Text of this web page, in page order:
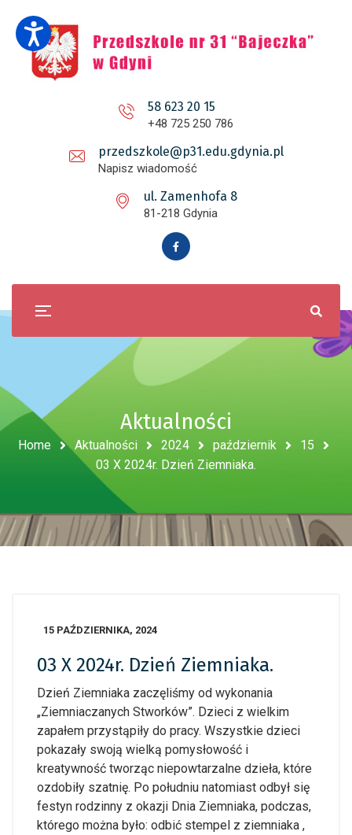
58 623 20 15
+48 725 250 786
przedszkole@p31.edu.gdynia.pl
Napisz wiadomość
ul. Zamenhofa 8
81-218 Gdynia
Aktualności
Home Aktualności 2024 październik
15
03 X 2024r. Dzień Ziemniaka.
15 PAŹDZIERNIKA, 2024
03 X 2024r. Dzień Ziemniaka.
Dzień Ziemniaka zaczęliśmy od wykonania
„Ziemniaczanych Stworków”. Dzieci z wielkim
zapałem przystąpiły do pracy. Wszystkie dzieci
pokazały swoją wielką pomysłowość i
kreatywność tworząc niepowtarzalne dzieła, które
ozdobiły szatnię. Po południu natomiast odbył się
festyn rodzinny z okazji Dnia Ziemniaka, podczas,
którego można było: odbić stempel z ziemniaka ,